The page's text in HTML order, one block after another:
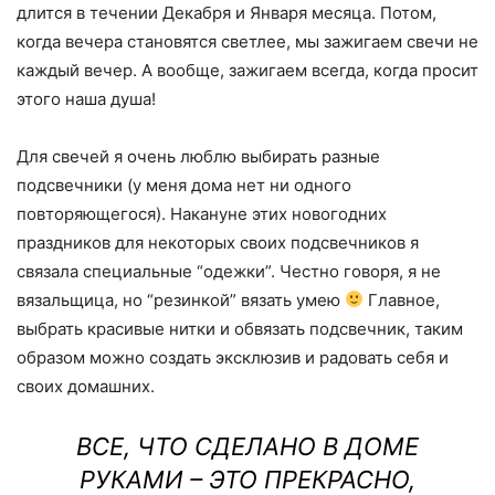
длится в течении Декабря и Января месяца. Потом,
когда вечера становятся светлее, мы зажигаем свечи не
каждый вечер. А вообще, зажигаем всегда, когда просит
этого наша душа!
Для свечей я очень люблю выбирать разные
подсвечники (у меня дома нет ни одного
повторяющегося). Накануне этих новогодних
праздников для некоторых своих подсвечников я
связала специальные “одежки”. Честно говоря, я не
вязальщица, но “резинкой” вязать умею
Главное,
выбрать красивые нитки и обвязать подсвечник, таким
образом можно создать эксклюзив и радовать себя и
своих домашних.
ВСЕ, ЧТО СДЕЛАНО В ДОМЕ
РУКАМИ – ЭТО ПРЕКРАСНО,